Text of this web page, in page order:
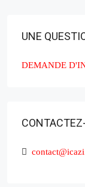
UNE
DEMANDE